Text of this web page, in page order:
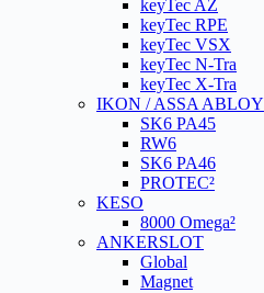
keyTec AZ
keyTec RPE
keyTec VSX
keyTec N-Tra
keyTec X-Tra
IKON / ASSA ABLOY
SK6 PA45
RW6
SK6 PA46
PROTEC²
KESO
8000 Omega²
ANKERSLOT
Global
Magnet